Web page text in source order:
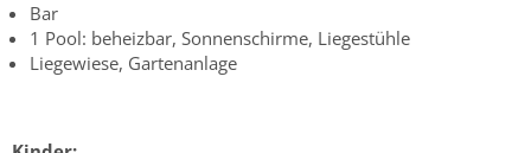
Bar
1 Pool: beheizbar, Sonnenschirme, Liegestühle
Liegewiese, Gartenanlage